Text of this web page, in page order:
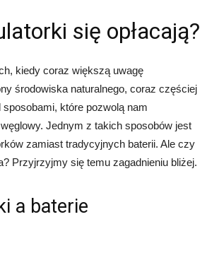
się opłacają?
kiedy coraz większą uwagę
środowiska naturalnego, coraz częściej
które pozwolą nam
Jednym z takich sposobów jest
zamiast tradycyjnych baterii. Ale czy
Przyjrzyjmy się temu zagadnieniu bliżej.
a baterie